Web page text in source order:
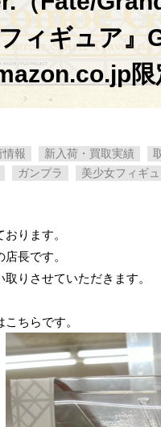
ィギュア』​
限
情報
新入荷・買取実績
ガンプラ 美少女フィギ
ります。
長です。
りさせていただきます。
ちらです。